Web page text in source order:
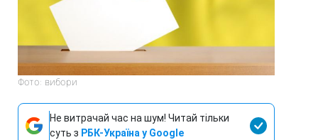
Фото: вибори
Не витрачай час на шум! Читай тільки
суть з РБК-Україна у Google